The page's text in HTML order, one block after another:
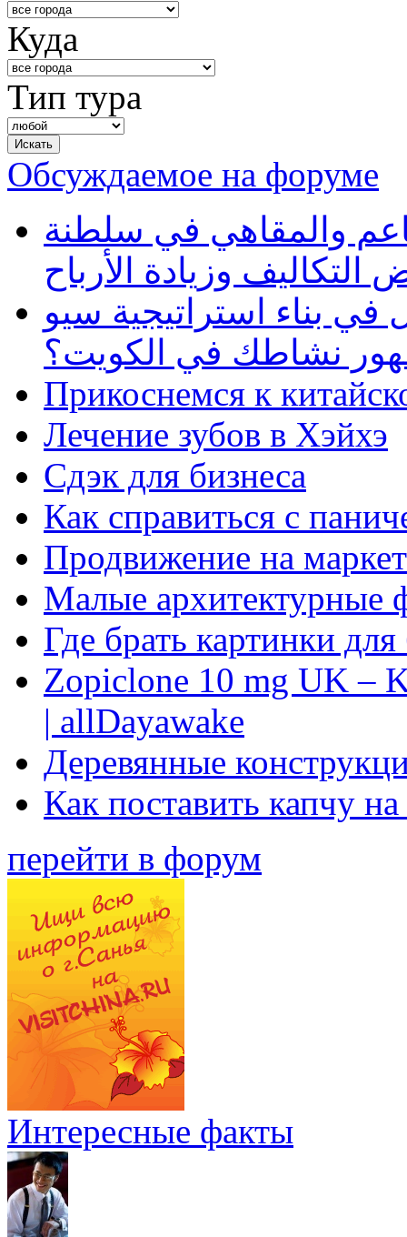
Куда
Тип тура
Обсуждаемое на форуме
والمقاهي في سلطنة
وزيادة الأرباح
بناء استراتيجية سيو
نشاطك في الكويت؟
Прикоснемся к
Лечение зубов в Хэйхэ
Сдэк для бизнеса
Как справиться с
Продвижение на
Малые архитектурные
Где брать картинки
Zopiclone 10 mg UK –
| allDayawake
Деревянные
Как поставить капчу
перейти в форум
Интересные факты